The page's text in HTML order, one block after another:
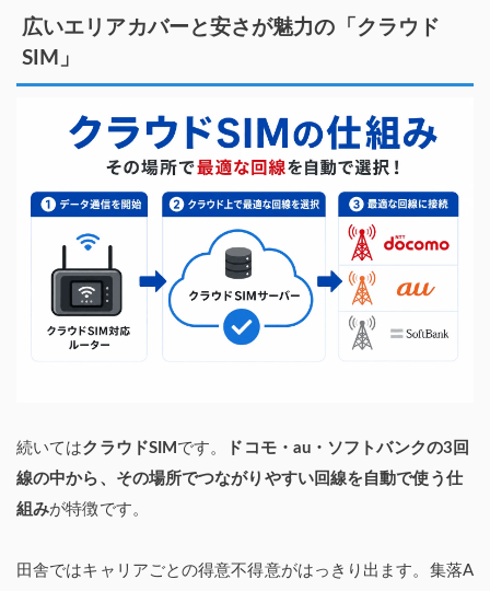
広いエリアカバーと安さが魅力の「クラウド
SIM」
続いてはクラウドSIM です。
ドコモ・au・ソフトバンクの3回
線の中から、その場所でつながりやすい回線を自動で使う仕
組みが特徴です。
田舎ではキャリアごとの得意不得意がはっきり出ます。集落A